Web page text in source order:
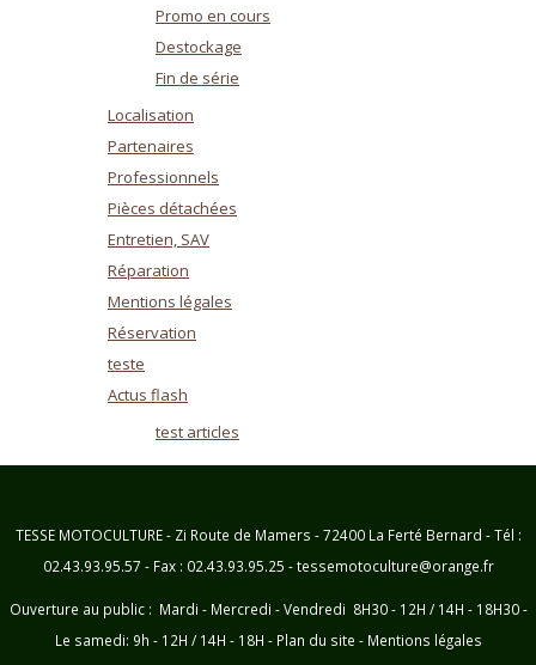
Promo en cours
Destockage
Fin de série
Localisation
Partenaires
Professionnels
Pièces détachées
Entretien, SAV
Réparation
Mentions légales
Réservation
teste
Actus flash
test articles
TESSE MOTOCULTURE - Zi Route de Mamers - 72400 La Ferté Bernard - Tél :
02.43.93.95.57 - Fax : 02.43.93.95.25 - tessemotoculture@orange.fr
Ouverture au public : Mardi - Mercredi - Vendredi 8H30 - 12H / 14H - 18H30 -
Le samedi: 9h - 12H / 14H - 18H - Plan du site - Mentions légales